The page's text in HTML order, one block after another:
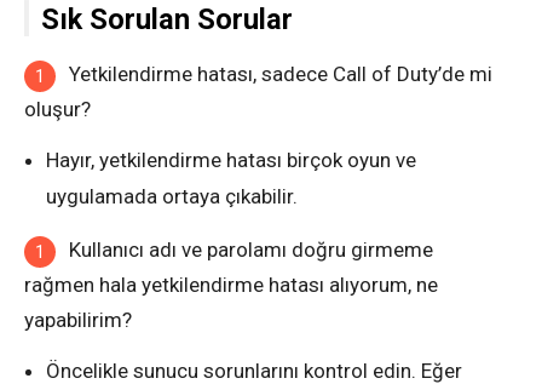
Sık Sorulan Sorular
Yetkilendirme hatası, sadece Call of Duty’de mi
oluşur?
Hayır, yetkilendirme hatası birçok oyun ve
uygulamada ortaya çıkabilir.
Kullanıcı adı ve parolamı doğru girmeme
rağmen hala yetkilendirme hatası alıyorum, ne
yapabilirim?
Öncelikle sunucu sorunlarını kontrol edin. Eğer